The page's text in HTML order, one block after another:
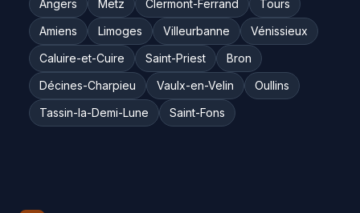
Angers
Metz Clermont-Ferrand
Tours
Amiens
Limoges Villeurbanne
Vénissieux
Caluire-et-Cuire
Saint-Priest
Bron
Décines-Charpieu
Vaulx-en-Velin
Oullins
Tassin-la-Demi-Lune
Saint-Fons